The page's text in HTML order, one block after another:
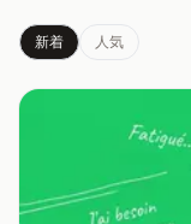
新着 人気